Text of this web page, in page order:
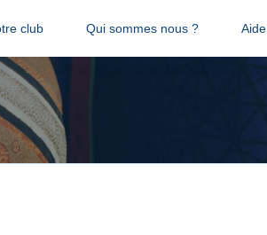
club Qui sommes nous ? Aide